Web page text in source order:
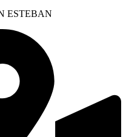
ESTEBAN